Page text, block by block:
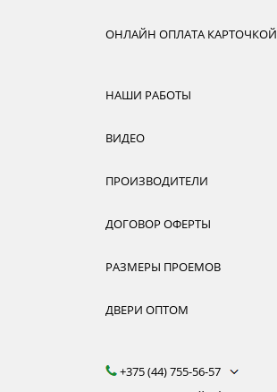
ОНЛАЙН ОПЛАТА КАРТОЧКОЙ
НАШИ РАБОТЫ
ВИДЕО
ПРОИЗВОДИТЕЛИ
ДОГОВОР ОФЕРТЫ
РАЗМЕРЫ ПРОЕМОВ
ДВЕРИ ОПТОМ
+375 (44) 755-56-57